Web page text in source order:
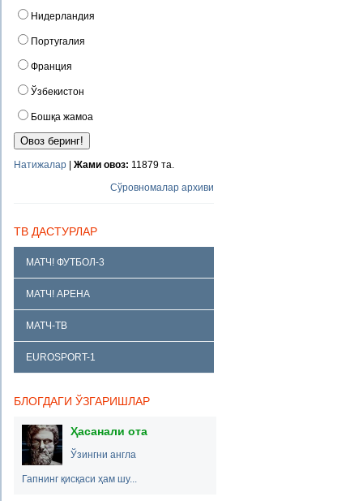
Нидерландия
Португалия
Франция
Ўзбекистон
Бошқа жамоа
Натижалар | Жами овоз: 11879 та.
Сўровномалар архиви
ТВ ДАСТУРЛАР
МАТЧ! ФУТБОЛ-3
МАТЧ! АРЕНА
МАТЧ-ТВ
EUROSPORT-1
БЛОГДАГИ ЎЗГАРИШЛАР
Ҳасанали ота
Ўзингни англа
Гапнинг қисқаси ҳам шу...